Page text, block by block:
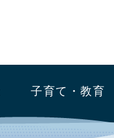
子育て・教育